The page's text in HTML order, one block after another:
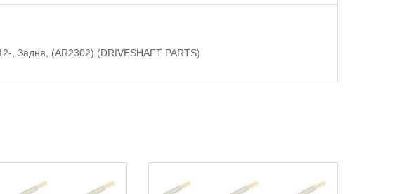
, Задня, (AR2302) (DRIVESHAFT PARTS)